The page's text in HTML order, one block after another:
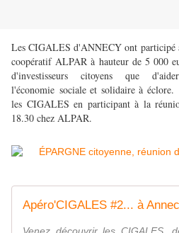
Les CIGALES d'ANNECY ont participé
coopératif ALPAR à hauteur de 5 000
d'investisseurs citoyens que
l'économie sociale et solidaire à
les CIGALES en participant à la
18.30 chez ALPAR.